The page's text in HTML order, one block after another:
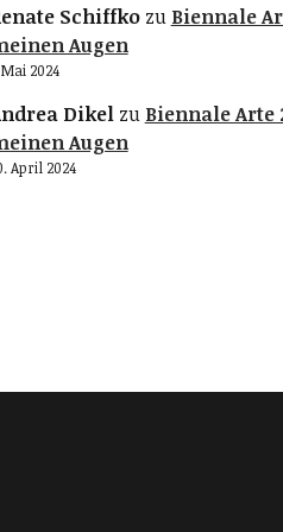
Schiffkozu Biennale
Augen
Mai 2024
Dikelzu Biennale Arte
Augen
April 2024